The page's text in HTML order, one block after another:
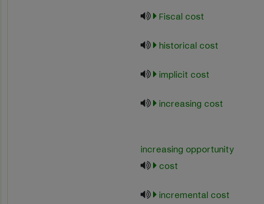
Fiscal cost
historical cost
implicit cost
increasing cost
increasing opportunity
cost
incremental cost